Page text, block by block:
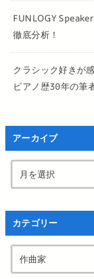
FUNLOGY
徹底分析！
クラシック好きが
ピアノ歴30年の筆
アーカイブ
カテゴリー